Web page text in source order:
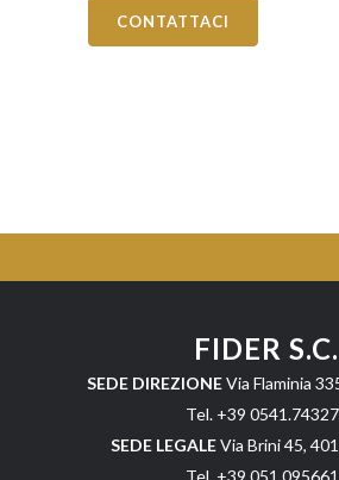
CONTATTACI
FIDER S.C.
SEDE DIREZIONEVia Flaminia
Tel. +39 0541.743270
SEDE LEGALEVia Brini 45,
Tel. +39 051.0956611
Categoria professionale *